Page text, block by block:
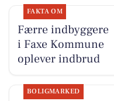
FAKTA OM
Færre indbyggere
i Faxe Kommune
oplever indbrud
BOLIGMARKED